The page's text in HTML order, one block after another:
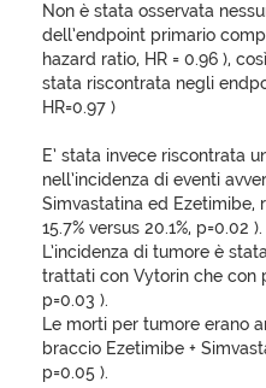
Non è stata osservata
dell’endpoint primario
hazard ratio, HR = 0.96 ),
stata riscontrata negli
HR=0.97 )
E’ stata invece riscontrata
nell’incidenza di eventi
Simvastatina ed
15.7% versus 20.1%, p=0.02 ).
L’incidenza di tumore è
trattati con Vytorin che con
p=0.03 ).
Le morti per tumore erano
braccio Ezetimibe +
p=0.05 ).